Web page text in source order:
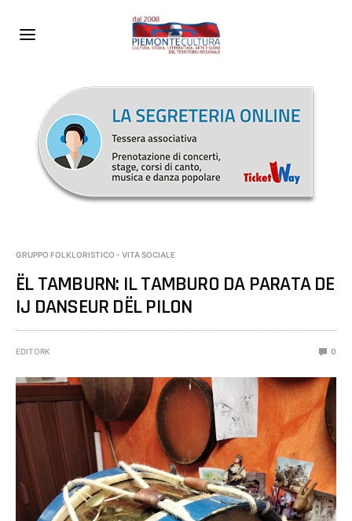
GRUPPO FOLKLORISTICO - VITA SOCIALE
ËL TAMBURN: IL TAMBURO DA PARATA DE
IJ DANSEUR DËL PILON
EDITORK 0